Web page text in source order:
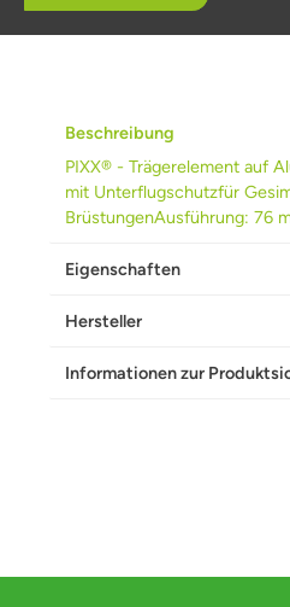
Beschreibung
PIXX® - Trägerelement auf
mit Unterflugschutzfür
BrüstungenAusführung: 76
Eigenschaften
Hersteller
Informationen zur